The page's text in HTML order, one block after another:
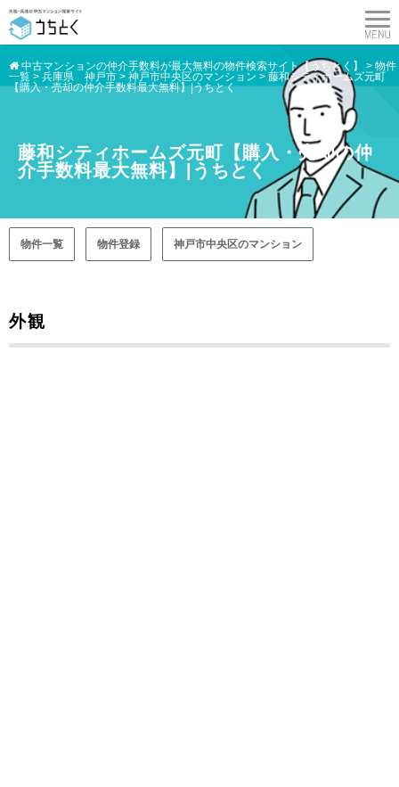
中古マンションの仲介手数料が最大無料の物件検索サイト【うちとく】 > 物件
一覧 > 兵庫県 神戸市 > 神戸市中央区のマンション > 藤和シティホームズ元町
【購入・売却の仲介手数料最大無料】|うちとく
藤和シティホームズ元町【購入・売却の仲
介手数料最大無料】|うちとく
物件一覧 物件登録 神戸市中央区のマンション
外観